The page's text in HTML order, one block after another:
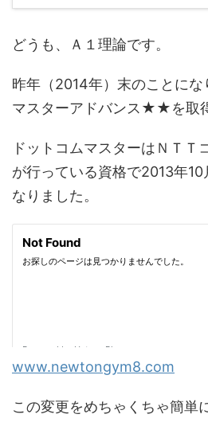
どうも、Ａ１理論です。
昨年（2014年）末のことにな
マスターアドバンス★★を取
ドットコムマスターはＮＴＴ
が行っている資格で2013年10
なりました。
www.newtongym8.com
この変更をめちゃくちゃ簡